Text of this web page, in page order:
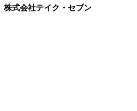
株式会社テイク・セブン